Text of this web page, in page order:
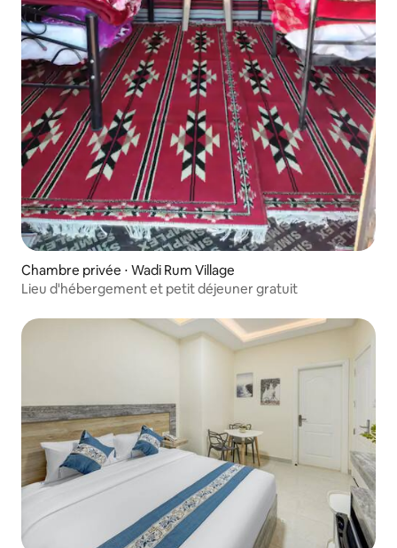
Chambre privée ⋅ Wadi Rum Village
Lieu d'hébergement et petit déjeuner gratuit